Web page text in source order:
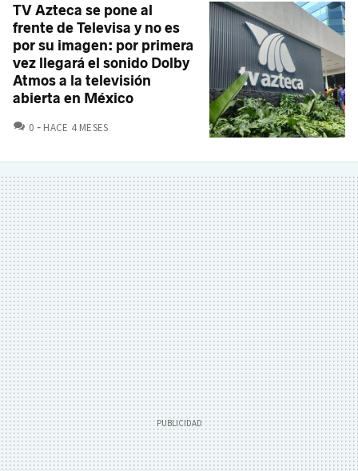
TV Azteca se pone al
frente de Televisa y no es
por su imagen: por primera
vez llegará el sonido Dolby
Atmos a la televisión
abierta en México
0 COMENTARIOS
HACE 4 MESES